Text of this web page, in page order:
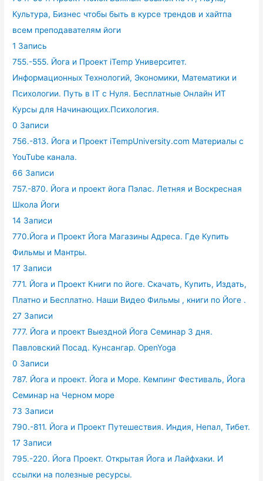
Культура, Бизнес чтобы быть в курсе трендов и хайтпа
всем преподавателям йоги
1 Запись
755.-555. Йога и Проект iTemp Университет.
Информационных Технологий, Экономики, Математики и
Психологии. Путь в IT с Нуля. Бесплатные Онлайн ИТ
Курсы для Начинающих.Психология.
0 Записи
756.-813. Йога и Проект iTempUniversity.com Материалы с
YouTube канала.
66 Записи
757.-870. Йога и проект йога Пэлас. Летняя и Воскресная
Школа Йоги
14 Записи
770.Йога и Проект Йога Магазины Адреса. Где Купить
Фильмы и Мантры.
17 Записи
771. Йога и Проект Книги по йоге. Скачать, Купить, Издать,
Платно и Бесплатно. Наши Видео Фильмы , книги по Йоге .
27 Записи
777. Йога и проект Выездной Йога Семинар 3 дня.
Павловский Посад. Кунсангар. OpenYoga
0 Записи
787. Йога и проект. Йога и Море. Кемпинг Фестиваль, Йога
Семинар на Черном море
73 Записи
790.-811. Йога и Проект Путешествия. Индия, Непал, Тибет.
17 Записи
795.-220. Йога Проект. Открытая Йога и Лайфхаки. И
ссылки на полезные ресурсы.